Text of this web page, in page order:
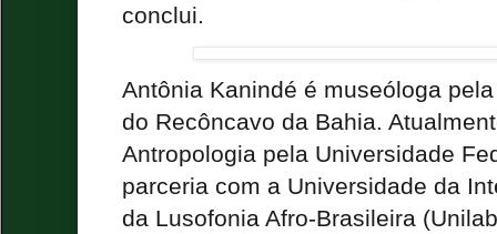
conclui.
Antônia Kanindé é museóloga
do Recôncavo da Bahia.
Antropologia pela Universidade
parceria com a Universidade da
da Lusofonia Afro-Brasileira